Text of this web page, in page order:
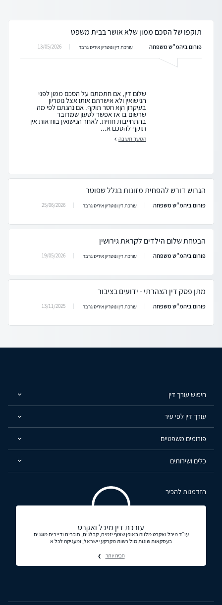
תוקפו של הסכם ממון שלא אושר בבית משפט
פורום ביהמ"ש משפחה עורכת דין ונוטריון איריס גרבר 13/05/2026
שלום דין, אם חתמתם על הסכם ממון לפני
הנישואין ולא אישרתם אותו אצל נוטריון
בעיקרון הןא חסר תוקף. אם נהגתם לפי מה
שרשום בו אז אפשר לטעון שמדובר
בהתחייבות חוזית. לאחר הנישואין בוודאות אין
תוקף להסכם א...
המשך תשובה
הגרוש דורש להפחית מזונות בגלל שפוטר
פורום ביהמ"ש משפחה עורכת דין ונוטריון איריס גרבר 25/06/2026
הבטחת שלום הילדים לקראת גירושין
פורום ביהמ"ש משפחה עורכת דין ונוטריון איריס גרבר 19/05/2026
מתן פסק דין הצהרתי - ידועים בציבור
פורום ביהמ"ש משפחה עורכת דין ונוטריון איריס גרבר 13/11/2025
חיפוש עורך דין
עורך דין לפי עיר
פורומים משפטיים
כלים ושירותים
הזדמנות להכיר
עורכת דין מיכל ואקרט
עו״ד מיכל ואקרט מלווה באופן שוטף יזמים, קבלנים, חוכרים ודיירים מוגנים
בעסקאות שונות מול רשות מקרקעי ישראל, ומעניקה לכל א
תכירו יותר